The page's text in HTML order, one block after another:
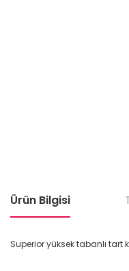
Ürün Bilgisi
Superior yüksek tabanlı tart